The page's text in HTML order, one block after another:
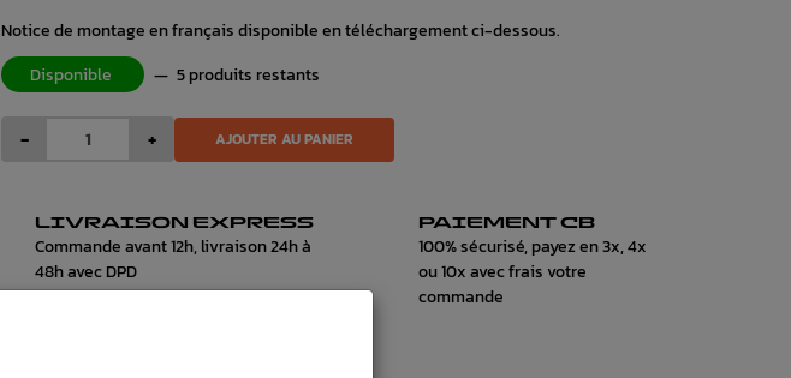
Notice de montage en français disponible en téléchargement ci-dessous.
Disponible
— 5 produits restants
- + AJOUTER AU PANIER
LIVRAISON EXPRESS
Commande avant 12h, livraison 24h à
48h avec DPD
PAIEMENT CB
100% sécurisé, payez en 3x, 4x
ou 10x avec frais votre
commande